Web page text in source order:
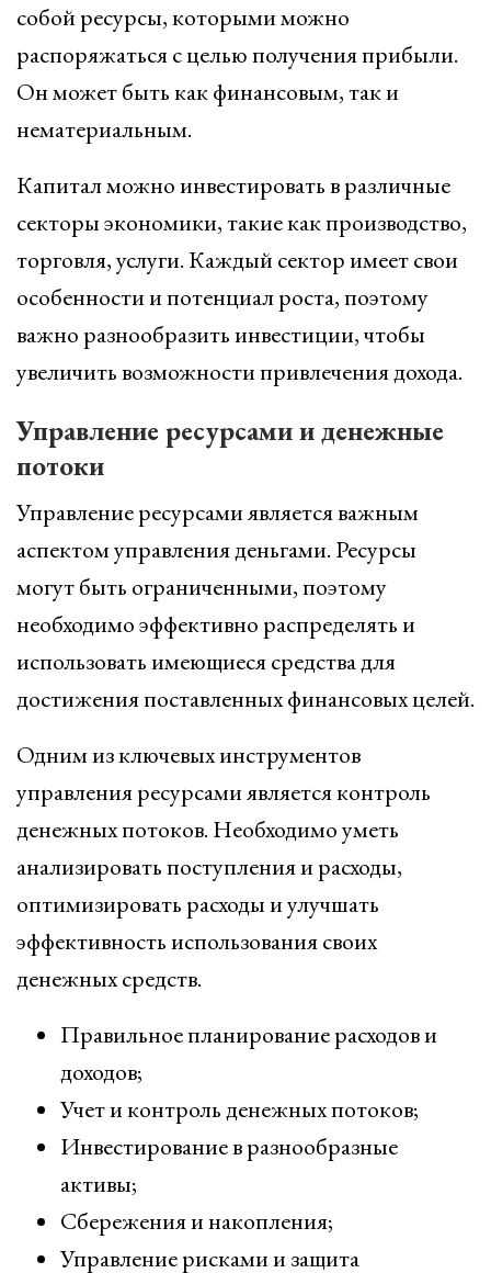
собой ресурсы, которыми можно
распоряжаться с целью получения прибыли.
Он может быть как финансовым, так и
нематериальным.
Капитал можно инвестировать в различные
секторы экономики, такие как производство,
торговля, услуги. Каждый сектор имеет свои
особенности и потенциал роста, поэтому
важно разнообразить инвестиции, чтобы
увеличить возможности привлечения дохода.
Управление ресурсами и денежные
потоки
Управление ресурсами является важным
аспектом управления деньгами. Ресурсы
могут быть ограниченными, поэтому
необходимо эффективно распределять и
использовать имеющиеся средства для
достижения поставленных финансовых целей.
Одним из ключевых инструментов
управления ресурсами является контроль
денежных потоков. Необходимо уметь
анализировать поступления и расходы,
оптимизировать расходы и улучшать
эффективность использования своих
денежных средств.
Правильное планирование расходов и
доходов;
Учет и контроль денежных потоков;
Инвестирование в разнообразные
активы;
Сбережения и накопления;
Управление рисками и защита